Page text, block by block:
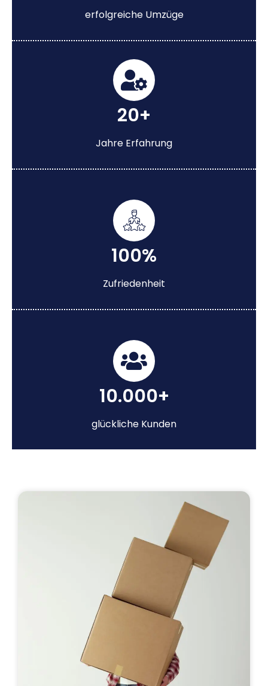
erfolgreiche Umzüge
20+
Jahre Erfahrung
100%
Zufriedenheit
10.000+
glückliche Kunden